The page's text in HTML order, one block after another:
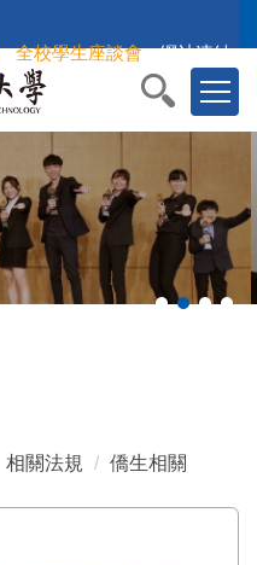
全校學生座談會 網站連結
相關法規 僑生相關